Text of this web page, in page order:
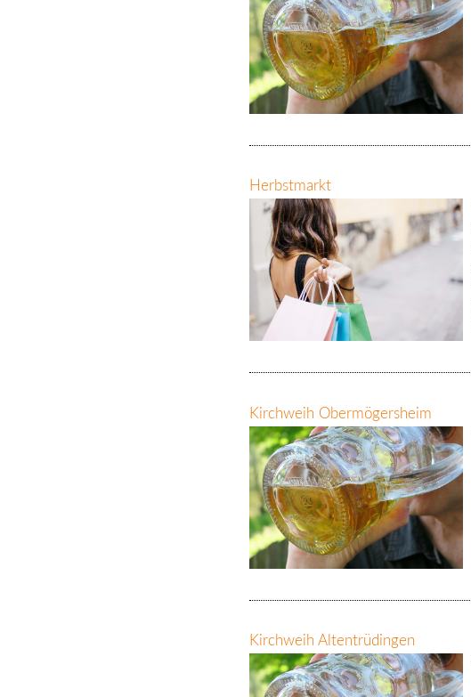
Herbstmarkt
Kirchweih Obermögersheim
Kirchweih Altentrüdingen